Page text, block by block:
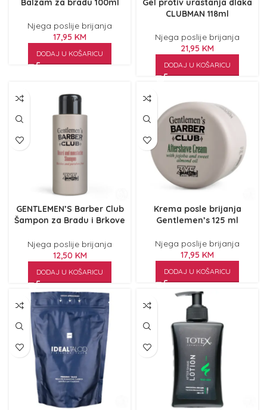
Balzam za bradu 100ml
Njega poslije brijanja
17,95 KM
DODAJ U KOŠARICU
Gel protiv urastanja dlaka
CLUBMAN 118ml
Njega poslije brijanja
21,95 KM
DODAJ U KOŠARICU
GENTLEMEN’S Barber Club
Šampon za Bradu i Brkove
Njega poslije brijanja
12,50 KM
DODAJ U KOŠARICU
Krema posle brijanja
Gentlemen’s 125 ml
Njega poslije brijanja
17,95 KM
DODAJ U KOŠARICU